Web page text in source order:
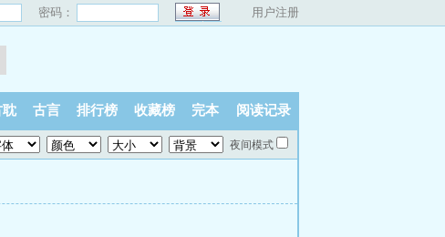
密码： 用户注册
耽 古言 排行榜 收藏榜 完本 阅读记录
夜间模式